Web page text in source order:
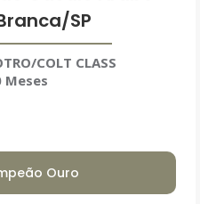
SP
COLT CLASS
Meses
Ouro